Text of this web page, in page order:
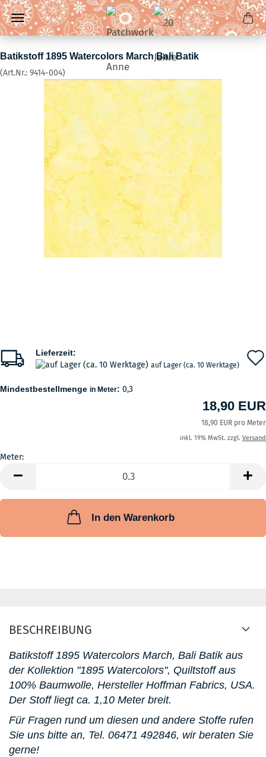
Batikstoff 1895 Watercolors March Bali Batik
(Art.Nr.: 9414-004)
Lieferzeit:
auf Lager (ca. 10 Werktage)
Mindestbestellmenge in Meter: 0,3
18,90 EUR
18,90 EUR pro Meter
inkl. 19% MwSt. zzgl. Versand
Meter:
In den Warenkorb
BESCHREIBUNG
Batikstoff 1895 Watercolors March, Bali Batik aus
der Kollektion "1895 Watercolors", Quiltstoff aus
100% Baumwolle, Hersteller Hoffman Fabrics, USA.
Der Stoff liegt ca. 1,10 Meter breit.
Für Fragen rund um diesen und andere Stoffe rufen
Sie uns bitte an, Tel. 06471 492846, wir beraten Sie
gerne!